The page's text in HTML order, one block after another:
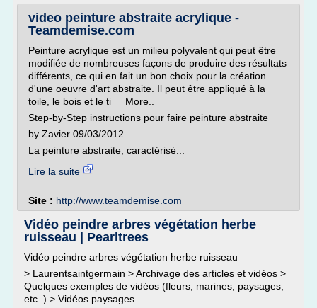
video peinture abstraite acrylique -
Teamdemise.com
Peinture acrylique est un milieu polyvalent qui peut être
modifiée de nombreuses façons de produire des résultats
différents, ce qui en fait un bon choix pour la création
d'une oeuvre d'art abstraite. Il peut être appliqué à la
toile, le bois et le ti More..
Step-by-Step instructions pour faire peinture abstraite
by Zavier 09/03/2012
La peinture abstraite, caractérisé...
Lire la suite
Site : http://www.teamdemise.com
Vidéo peindre arbres végétation herbe
ruisseau | Pearltrees
Vidéo peindre arbres végétation herbe ruisseau
> Laurentsaintgermain > Archivage des articles et vidéos >
Quelques exemples de vidéos (fleurs, marines, paysages,
etc..) > Vidéos paysages